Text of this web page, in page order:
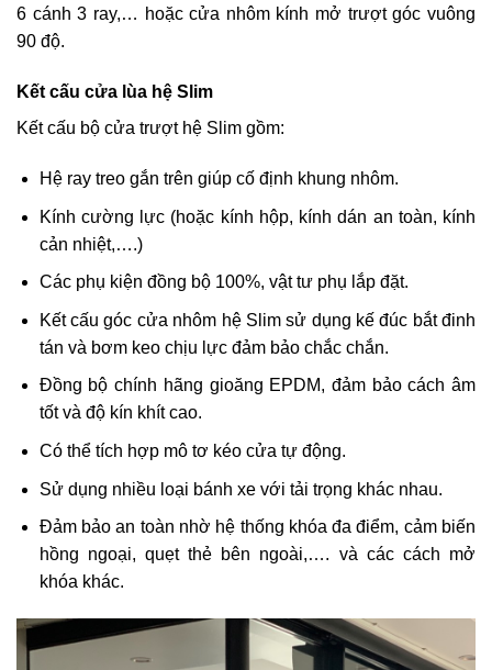
6 cánh 3 ray,… hoặc cửa nhôm kính mở trượt góc vuông
90 độ.
Kết cấu cửa lùa hệ Slim
Kết cấu bộ cửa trượt hệ Slim gồm:
Hệ ray treo gắn trên giúp cố định khung nhôm.
Kính cường lực (hoặc kính hộp, kính dán an toàn, kính
cản nhiệt,….)
Các phụ kiện đồng bộ 100%, vật tư phụ lắp đặt.
Kết cấu góc cửa nhôm hệ Slim sử dụng kế đúc bắt đinh
tán và bơm keo chịu lực đảm bảo chắc chắn.
Đồng bộ chính hãng gioăng EPDM, đảm bảo cách âm
tốt và độ kín khít cao.
Có thể tích hợp mô tơ kéo cửa tự động.
Sử dụng nhiều loại bánh xe với tải trọng khác nhau.
Đảm bảo an toàn nhờ hệ thống khóa đa điểm, cảm biến
hồng ngoại, quẹt thẻ bên ngoài,…. và các cách mở
khóa khác.